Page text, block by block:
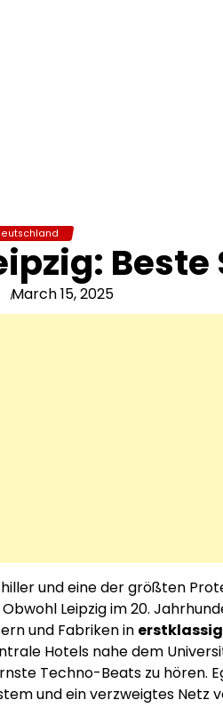
March 15, 2025
und eine der größten
Leipzig im 20.
und Fabriken in
Hotels nahe dem
Techno-Beats zu hören.
und ein verzweigtes Netz